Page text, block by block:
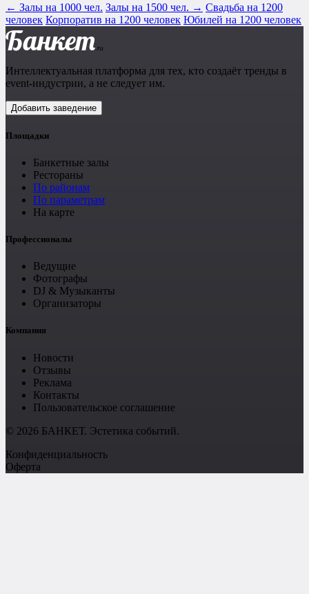
← Залы на 1000 чел. Залы на 1500 чел. → Свадьба на 1200
человек Корпоратив на 1200 человек Юбилей на 1200 человек
Банкет .ru
Интеллектуальная платформа для тех, кто создаёт тренды в
event-индустрии, а не следует им.
Добавить заведение
Площадки
Банкетные залы
Рестораны
По районам
По параметрам
На карте
Профессионалы
Ведущие
Фотографы
DJ & Музыканты
Организаторы
Компания
Новости
Отзывы
Реклама
Контакты
Пользовательское соглашение
© 2026 БАНКЕТ. Эстетика событий.
Конфиденциальность
Оферта